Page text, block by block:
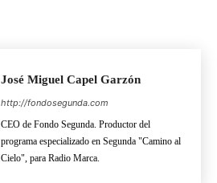
José Miguel Capel Garzón
http://fondosegunda.com
CEO de Fondo Segunda. Productor del
programa especializado en Segunda "Camino al
Cielo", para Radio Marca.